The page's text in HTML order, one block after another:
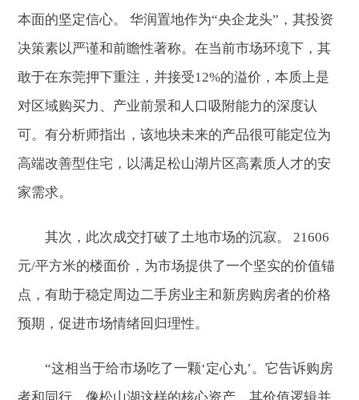
本面的坚定信心。 华润置地作为“央企龙头”，其投资
决策素以严谨和前瞻性著称。在当前市场环境下，其
敢于在东莞押下重注，并接受12%的溢价，本质上是
对区域购买力、产业前景和人口吸附能力的深度认
可。有分析师指出，该地块未来的产品很可能定位为
高端改善型住宅，以满足松山湖片区高素质人才的安
家需求。
其次，此次成交打破了土地市场的沉寂。 21606
元/平方米的楼面价，为市场提供了一个坚实的价值锚
点，有助于稳定周边二手房业主和新房购房者的价格
预期，促进市场情绪回归理性。
“这相当于给市场吃了一颗‘定心丸’。它告诉购房